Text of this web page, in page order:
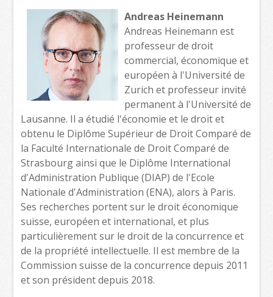
Andreas Heinemann
Andreas Heinemann est
professeur de droit
commercial, économique et
européen à l'Université de
Zurich et professeur invité
permanent à l'Université de
Lausanne. Il a étudié l'économie et le droit et
obtenu le Diplôme Supérieur de Droit Comparé de
la Faculté Internationale de Droit Comparé de
Strasbourg ainsi que le Diplôme International
d'Administration Publique (DIAP) de l'Ecole
Nationale d'Administration (ENA), alors à Paris.
Ses recherches portent sur le droit économique
suisse, européen et international, et plus
particulièrement sur le droit de la concurrence et
de la propriété intellectuelle. Il est membre de la
Commission suisse de la concurrence depuis 2011
et son président depuis 2018.